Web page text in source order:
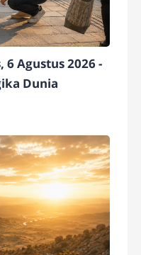
6 Agustus 2026 -
Dunia